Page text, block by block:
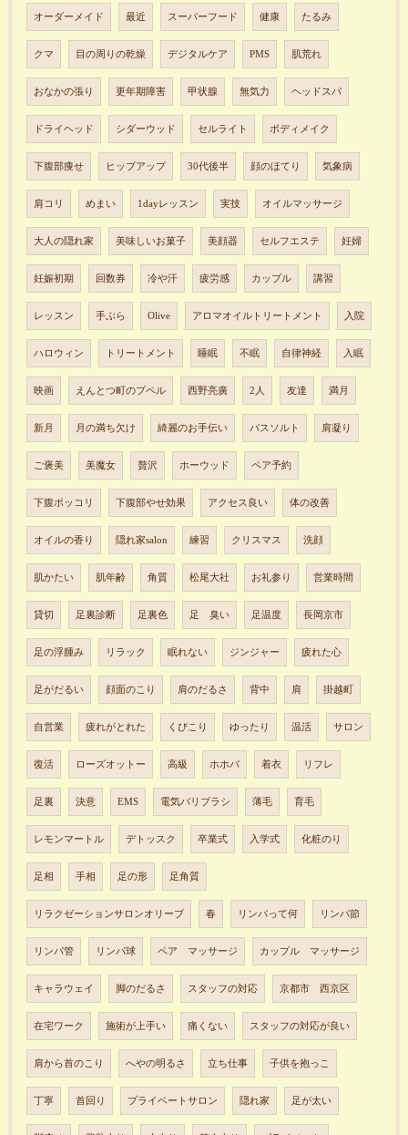
オーダーメイド 最近 スーパーフード 健康 たるみ
クマ 目の周りの乾燥 デジタルケア PMS 肌荒れ
おなかの張り 更年期障害 甲状腺 無気力 ヘッドスパ
ドライヘッド シダーウッド セルライト ボディメイク
下腹部痩せ ヒップアップ 30代後半 顔のほてり 気象病
肩コリ めまい 1dayレッスン 実技 オイルマッサージ
大人の隠れ家 美味しいお菓子 美顔器 セルフエステ 妊婦
妊娠初期 回数券 冷や汗 疲労感 カップル 講習
レッスン 手ぶら Olive アロマオイルトリートメント 入院
ハロウィン トリートメント 睡眠 不眠 自律神経 入眠
映画 えんとつ町のプペル 西野亮廣 2人 友達 満月
新月 月の満ち欠け 綺麗のお手伝い バスソルト 肩凝り
ご褒美 美魔女 贅沢 ホーウッド ペア予約
下腹ポッコリ 下腹部やせ効果 アクセス良い 体の改善
オイルの香り 隠れ家salon 練習 クリスマス 洗顔
肌かたい 肌年齢 角質 松尾大社 お礼参り 営業時間
貸切 足裏診断 足裏色 足 臭い 足温度 長岡京市
足の浮腫み リラック 眠れない ジンジャー 疲れた心
足がだるい 顔面のこり 肩のだるさ 背中 肩 掛越町
自営業 疲れがとれた くびこり ゆったり 温活 サロン
復活 ローズオットー 高級 ホホバ 着衣 リフレ
足裏 決意 EMS 電気バリブラシ 薄毛 育毛
レモンマートル デトッスク 卒業式 入学式 化粧のり
足相 手相 足の形 足角質
リラクゼーションサロンオリーブ 春 リンパって何 リンパ節
リンパ管 リンパ球 ペア マッサージ カップル マッサージ
キャラウェイ 脚のだるさ スタッフの対応 京都市 西京区
在宅ワーク 施術が上手い 痛くない スタッフの対応が良い
肩から首のこり へやの明るさ 立ち仕事 子供を抱っこ
丁寧 首回り プライベートサロン 隠れ家 足が太い